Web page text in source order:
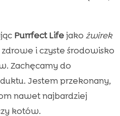
Purrfect Lifejako żwirek
i czyste środowisko
Zachęcamy do
Jestem przekonany,
nawet najbardziej
kotów.